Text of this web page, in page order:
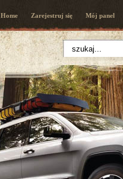
Home Zarejestruj się Mój panel